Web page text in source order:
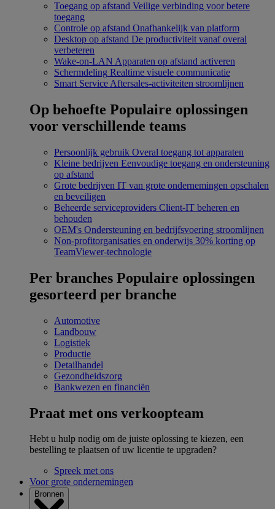
Toegang op afstand Veilige verbinding voor betere
toegang
Controle op afstand Onafhankelijk van platform
Desktop op afstand De productiviteit vanaf overal
verbeteren
Wake-on-LAN Apparaten op afstand activeren
Schermdeling Realtime visuele communicatie
Smart Service Aftersales-activiteiten stroomlijnen
Op behoefte Populaire oplossingen
voor verschillende teams
Persoonlijk gebruik Overal toegang tot apparaten
Kleine bedrijven Eenvoudige toegang en ondersteuning
op afstand
Grote bedrijven IT van grote ondernemingen opschalen
en beveiligen
Beheerde serviceproviders Client-IT beheren en
behouden
OEM's Ondersteuning en bedrijfsvoering stroomlijnen
Non-profitorganisaties en onderwijs 30% korting op
TeamViewer-technologie
Per branches Populaire oplossingen
gesorteerd per branche
Automotive
Landbouw
Logistiek
Productie
Detailhandel
Gezondheidszorg
Bankwezen en financiën
Praat met ons verkoopteam
Hebt u hulp nodig om de juiste oplossing te kiezen, een
bestelling te plaatsen of uw licentie te upgraden?
Spreek met ons
Voor grote ondernemingen
Bronnen